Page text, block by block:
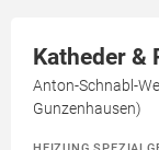
Katheder &
Anton-Schnabl-
Gunzenhausen)